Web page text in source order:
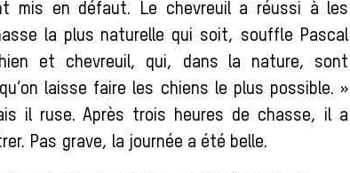
mis en défaut. Le chevreuil a réussi à les
la plus naturelle qui soit, souffle Pascal
et chevreuil, qui, dans la nature, sont
laisse faire les chiens le plus possible. »
il ruse. Après trois heures de chasse, il a
Pas grave, la journée a été belle.